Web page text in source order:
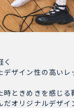
く
デザイン性の高い
時ときめきを感じる
だオリジナルデザイ